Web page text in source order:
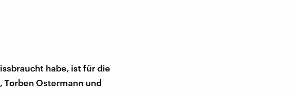
habe, ist für die
Torben Ostermann und